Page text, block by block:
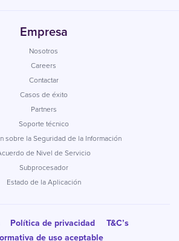
Empresa
Nosotros
Careers
Contactar
Casos de éxito
Partners
Soporte técnico
sobre la Seguridad de la Información
de Nivel de Servicio
Subprocesador
Estado de la Aplicación
Política de privacidad
T&C’s
de uso aceptable